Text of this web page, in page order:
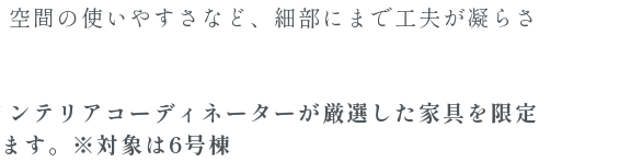
間の使いやすさなど、細部にまで工夫が凝らさ
ンテリアコーディネーターが厳選した家具を限定
す。※対象は6号棟